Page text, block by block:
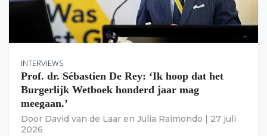
INTERVIEWS
Prof. dr. Sébastien De Rey: ‘Ik hoop dat het
Burgerlijk Wetboek honderd jaar mag
meegaan.’
Door David van de Laar en Julia Raimondo
27 juli
2026